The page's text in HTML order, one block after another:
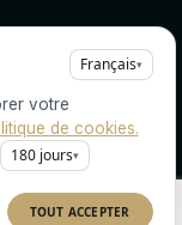
Français▾
votre
de cookies.
180 jours▾
TOUT ACCEPTER